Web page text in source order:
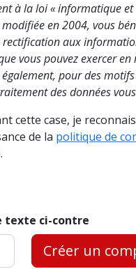
à la loi « informatique et
en 2004, vous
rectification aux
vous pouvez exercer
également, pour des
des données
cette case, je
de la politique de
texte ci-contre
Créer un